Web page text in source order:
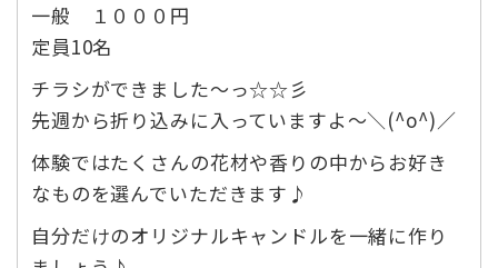
一般 １０００円
定員10名
チラシができました～っ☆☆彡
先週から折り込みに入っていますよ～＼(^o^)／
体験ではたくさんの花材や香りの中からお好き
なものを選んでいただきます♪
自分だけのオリジナルキャンドルを一緒に作り